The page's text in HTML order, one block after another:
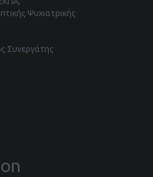
Ψυχιατρικής
Συνεργάτης